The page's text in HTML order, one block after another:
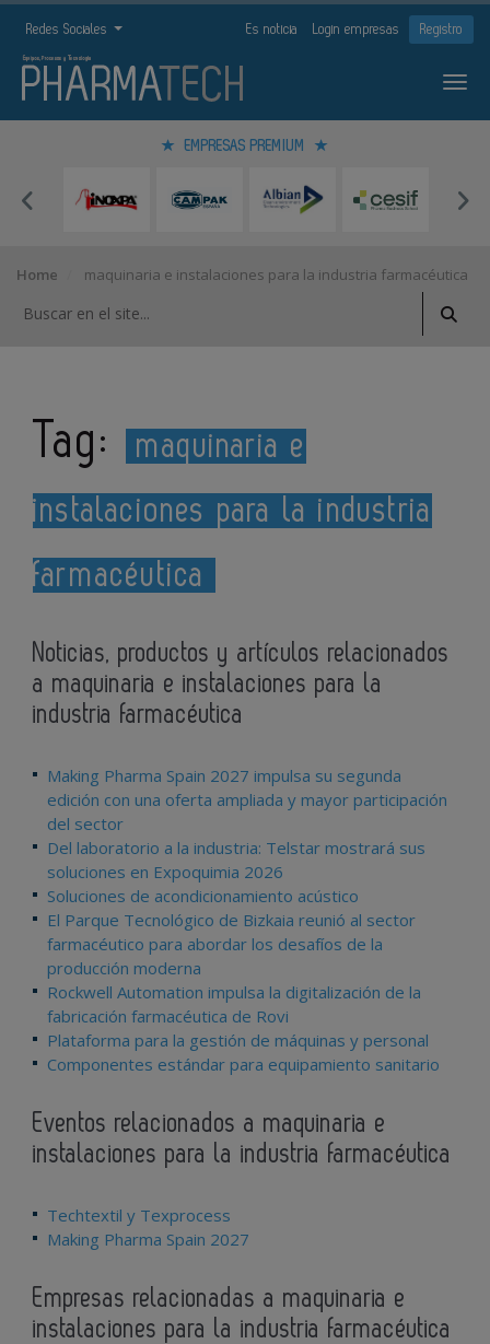
Redes Sociales Es noticia Login empresas Registro
EMPRESAS PREMIUM
Home maquinaria e instalaciones para la industria farmacéutica
Tag:
maquinaria e
instalaciones para la industria
farmacéutica
Noticias, productos y artículos relacionados
a maquinaria e instalaciones para la
industria farmacéutica
Making Pharma Spain 2027 impulsa su segunda
edición con una oferta ampliada y mayor participación
del sector
Del laboratorio a la industria: Telstar mostrará sus
soluciones en Expoquimia 2026
Soluciones de acondicionamiento acústico
El Parque Tecnológico de Bizkaia reunió al sector
farmacéutico para abordar los desafíos de la
producción moderna
Rockwell Automation impulsa la digitalización de la
fabricación farmacéutica de Rovi
Plataforma para la gestión de máquinas y personal
Componentes estándar para equipamiento sanitario
Eventos relacionados a maquinaria e
instalaciones para la industria farmacéutica
Techtextil y Texprocess
Making Pharma Spain 2027
Empresas relacionadas a maquinaria e
instalaciones para la industria farmacéutica